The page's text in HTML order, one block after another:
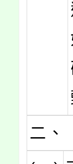
二、